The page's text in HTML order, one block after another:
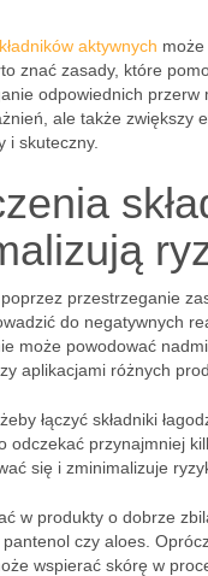
aktywnych
znać zasady, które
odpowiednich przerw
ale także zwiększy
i skuteczny.
poprzez przestrzeganie
do negatywnych
może powodować
aplikacjami różnych
łączyć składniki
odczekać przynajmniej
się i zminimalizuje
w produkty o dobrze
czy aloes.
wspierać skórę w